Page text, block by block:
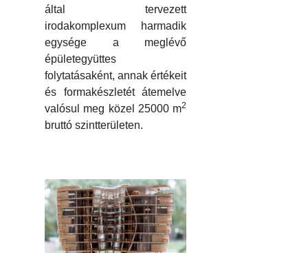
által tervezett
irodakomplexum harmadik
egysége a meglévő
épületegyüttes
folytatásaként, annak értékeit
és formakészletét átemelve
valósul meg közel 25000 m2
bruttó szintterületen.